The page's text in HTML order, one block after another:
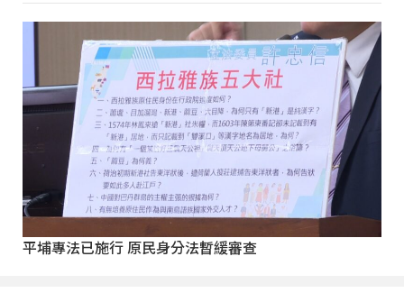
平埔專法已施行 原民身分法暫緩審查